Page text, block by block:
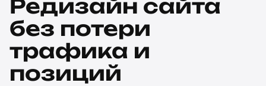
Редизайн сайта
без потери
трафика и
позиций